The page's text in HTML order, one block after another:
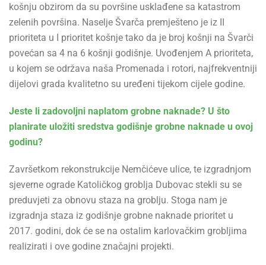
košnju obzirom da su površine usklađene sa katastrom
zelenih površina. Naselje Švarča premješteno je iz II
prioriteta u I prioritet košnje tako da je broj košnji na Švarči
povećan sa 4 na 6 košnji godišnje. Uvođenjem A prioriteta,
u kojem se održava naša Promenada i rotori, najfrekventniji
dijelovi grada kvalitetno su uređeni tijekom cijele godine.
Jeste li zadovoljni naplatom grobne naknade? U što
planirate uložiti sredstva godišnje grobne naknade u ovoj
godinu?
Završetkom rekonstrukcije Nemčićeve ulice, te izgradnjom
sjeverne ograde Katoličkog groblja Dubovac stekli su se
preduvjeti za obnovu staza na groblju. Stoga nam je
izgradnja staza iz godišnje grobne naknade prioritet u
2017. godini, dok će se na ostalim karlovačkim grobljima
realizirati i ove godine značajni projekti.